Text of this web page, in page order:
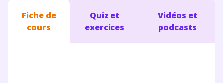
Fiche de
cours
Quiz et
exercices
Vidéos et
podcasts